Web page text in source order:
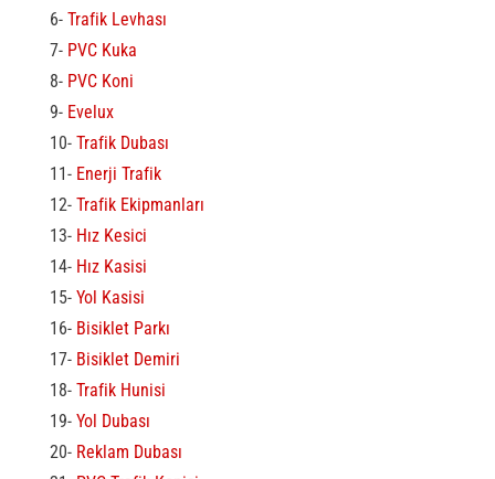
6- Trafik Levhası
7- PVC Kuka
8- PVC Koni
9- Evelux
10- Trafik Dubası
11- Enerji Trafik
12- Trafik Ekipmanları
13- Hız Kesici
14- Hız Kasisi
15- Yol Kasisi
16- Bisiklet Parkı
17- Bisiklet Demiri
18- Trafik Hunisi
19- Yol Dubası
20- Reklam Dubası